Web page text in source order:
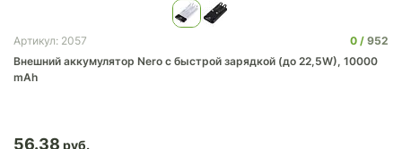
Артикул: 2057 0
952
Внешний аккумулятор Nero с быстрой зарядкой (до 22,5W), 10000
mAh
56.38